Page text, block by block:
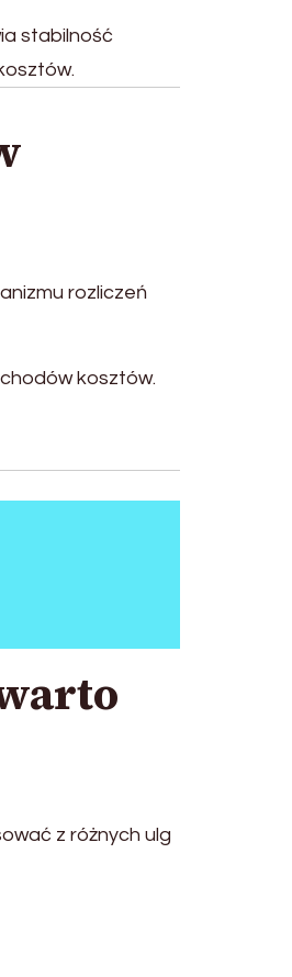
stabilność
rozliczeń
kosztów.
z różnych ulg